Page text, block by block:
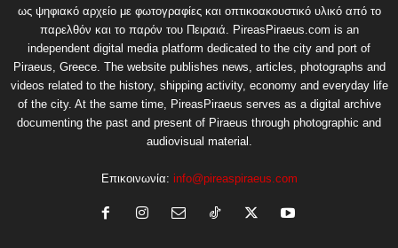
ως ψηφιακό αρχείο με φωτογραφίες και οπτικοακουστικό υλικό από το
παρελθόν και το παρόν του Πειραιά. PireasPiraeus.com is an
independent digital media platform dedicated to the city and port of
Piraeus, Greece. The website publishes news, articles, photographs and
videos related to the history, shipping activity, economy and everyday life
of the city. At the same time, PireasPiraeus serves as a digital archive
documenting the past and present of Piraeus through photographic and
audiovisual material.
Επικοινωνία: info@pireaspiraeus.com